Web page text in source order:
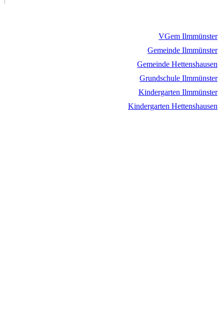
VGem Ilmmünster
Gemeinde Ilmmünster
Gemeinde Hettenshausen
Grundschule Ilmmünster
Kindergarten Ilmmünster
Kindergarten Hettenshausen